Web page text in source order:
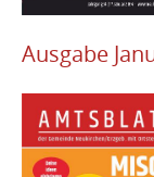
Ausgabe